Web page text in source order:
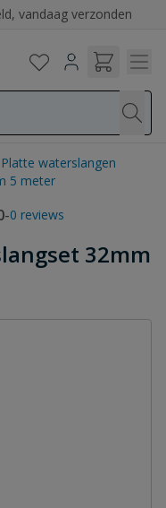
vandaag verzonden
Platte waterslangen
5 meter
-0 reviews
32mm